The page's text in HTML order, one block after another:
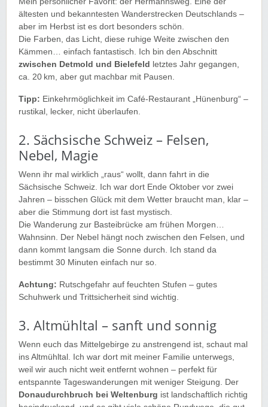
ältesten und bekanntesten Wanderstrecken Deutschlands –
aber im Herbst ist es dort besonders schön.
Die Farben, das Licht, diese ruhige Weite zwischen den
Kämmen… einfach fantastisch. Ich bin den Abschnitt
zwischen Detmold und Bielefeld
letztes Jahr gegangen,
ca. 20 km, aber gut machbar mit Pausen.
Tipp: Einkehrmöglichkeit im Café-Restaurant „Hünenburg“ –
rustikal, lecker, nicht überlaufen.
2. Sächsische Schweiz – Felsen,
Nebel, Magie
Wenn ihr mal wirklich „raus“ wollt, dann fahrt in die
Sächsische Schweiz. Ich war dort Ende Oktober vor zwei
Jahren – bisschen Glück mit dem Wetter braucht man, klar –
aber die Stimmung dort ist fast mystisch.
Die Wanderung zur Basteibrücke am frühen Morgen…
Wahnsinn. Der Nebel hängt noch zwischen den Felsen, und
dann kommt langsam die Sonne durch. Ich stand da
bestimmt 30 Minuten einfach nur so.
Achtung: Rutschgefahr auf feuchten Stufen – gutes
Schuhwerk und Trittsicherheit sind wichtig.
3. Altmühltal – sanft und sonnig
Wenn euch das Mittelgebirge zu anstrengend ist, schaut mal
ins Altmühltal. Ich war dort mit meiner Familie unterwegs,
weil wir auch nicht weit entfernt wohnen – perfekt für
entspannte Tageswanderungen mit weniger Steigung. Der
Donaudurchbruch bei Weltenburg ist landschaftlich richtig